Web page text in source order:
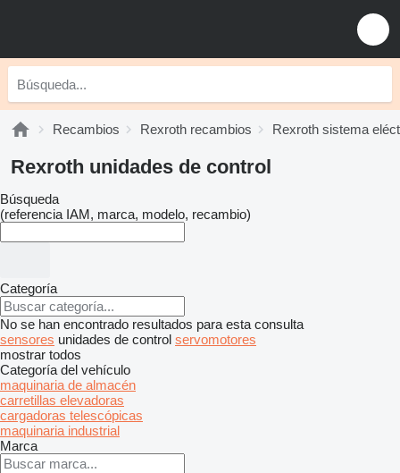
Recambios Rexroth recambios Rexroth sistema
Rexroth unidades de control
Búsqueda
(referencia IAM, marca, modelo, recambio)
Categoría
No se han encontrado resultados para esta consulta
sensores unidades de control servomotores
mostrar todos
Categoría del vehículo
maquinaria de almacén
carretillas elevadoras
cargadoras telescópicas
maquinaria industrial
Marca